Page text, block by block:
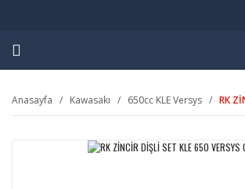
Anasayfa Kawasakı 650cc KLE Versys RK